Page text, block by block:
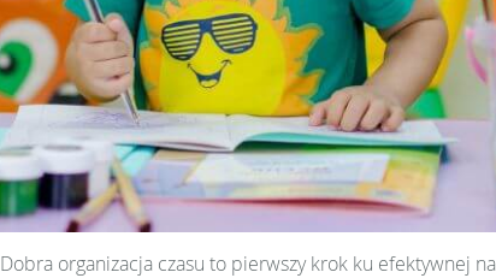
Dobra organizacja czasu to pierwszy krok ku efektywnej